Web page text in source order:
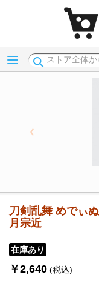
Menu
刀剣乱舞 めでぃ
月宗近
在庫あり
￥2,640 (税込)